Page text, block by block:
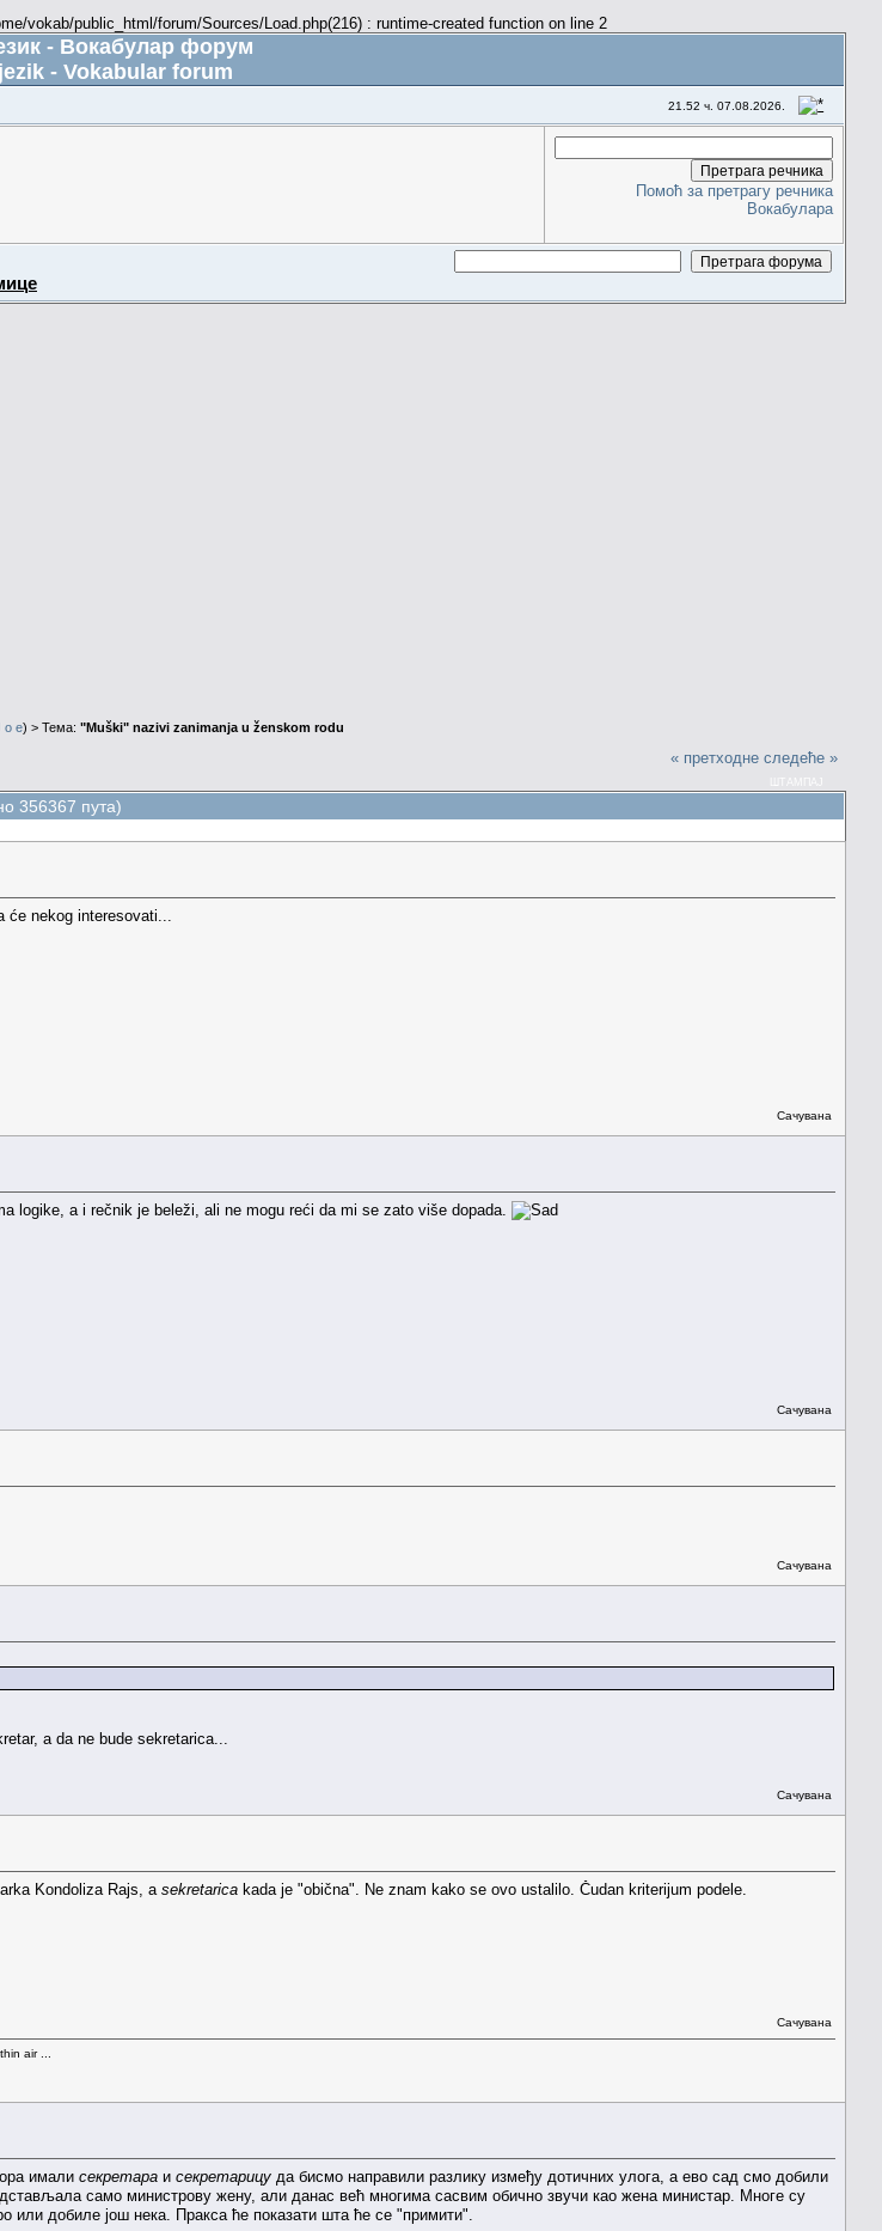
vokab/public_html/forum/Sources/Load.php(216) : runtime-created function on line 2
- Вокабулар форум
- Vokabular forum
21.52 ч. 07.08.2026.
Помоћ за претрагу речника
Вокабулара
o e) > Тема: "Muški" nazivi zanimanja u ženskom rodu
« претходне следеће »
356367 пута)
nekog interesovati...
Сачувана
logike, a i rečnik je beleži, ali ne mogu reći da mi se zato više dopada.
Сачувана
Сачувана
a da ne bude sekretarica...
Сачувана
Kondoliza Rajs, a sekretarica kada je "obična". Ne znam kako se ovo ustalilo. Čudan kriterijum podele.
Сачувана
air ...
имали секретара и секретарицу да бисмо направили разлику између дотичних улога, а ево сад смо добили
само министрову жену, али данас већ многима сасвим обично звучи као жена министар. Многе су
добиле још нека. Пракса ће показати шта ће се "примити".